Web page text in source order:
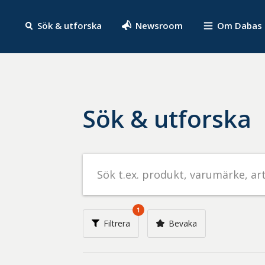
Sök & utforska Newsroom Om Dabas
Sök & utforska
Sök
livsmedel
på
t.ex.
produkt,
varumärke,
Filtrera
1
Bevaka